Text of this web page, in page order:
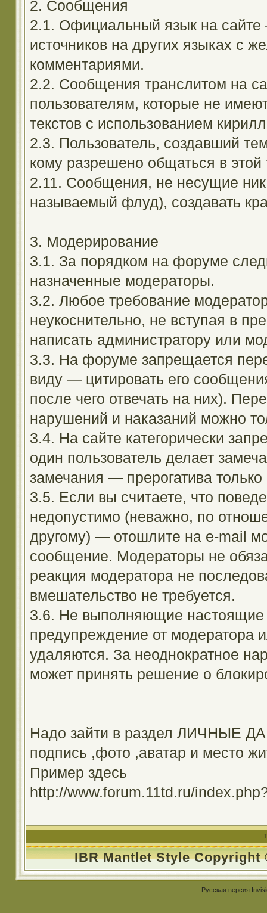
2. Сообщения
2.1. Официальный язык на сайте
источников на других языках с
комментариями.
2.2. Сообщения транслитом на
пользователям, которые не
текстов с использованием
2.3. Пользователь, создавший
кому разрешено общаться в
2.11. Сообщения, не несущие
называемый флуд), создавать
3. Модерирование
3.1. За порядком на форуме
назначенные модераторы.
3.2. Любое требование
неукоснительно, не вступая в
написать администратору или
3.3. На форуме запрещается
виду — цитировать его
после чего отвечать на них).
нарушений и наказаний можно
3.4. На сайте категорически
один пользователь делает
замечания — прерогатива
3.5. Если вы считаете, что
недопустимо (неважно, по
другому) — отошлите на e-mail
сообщение. Модераторы не
реакция модератора не
вмешательство не требуется.
3.6. Не выполняющие настоящие
предупреждение от модератора
удаляются. За неоднократное
может принять решение о
Надо зайти в раздел ЛИЧНЫЕ
подпись ,фото ,аватар и место
Пример здесь
http://www.forum.11td.ru/
IBR Mantlet Style Copyright
Русская версия